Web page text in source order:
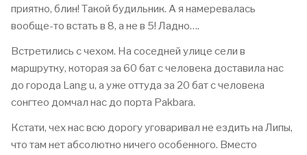
приятно, блин! Такой будильник. А я намеревалась
вообще-то встать в 8, а не в 5! Ладно….
Встретились с чехом. На соседней улице сели в
маршрутку, которая за 60 бат с человека доставила нас
до города Lang u, а уже оттуда за 20 бат с человека
сонгтео домчал нас до порта Pakbara.
Кстати, чех нас всю дорогу уговаривал не ездить на Липы,
что там нет абсолютно ничего особенного. Вместо